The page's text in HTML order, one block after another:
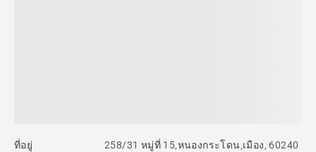
ที่อยู่
258/31 หมู่ที่ 15,หนองกระโดน,เมือง, 60240